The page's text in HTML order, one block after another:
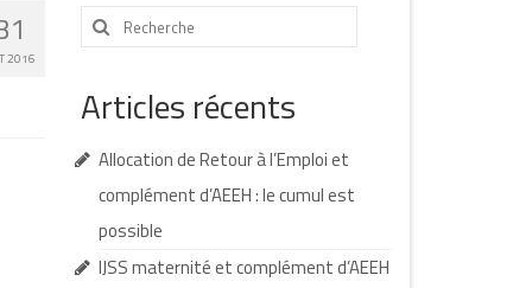
2016
Rechercher
:
Articles récents
Allocation de Retour à l’Emploi et
complément d’AEEH : le cumul est
possible
IJSS maternité et complément d’AEEH